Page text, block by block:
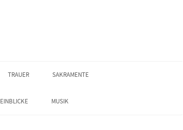
TRAUER SAKRAMENTE
EINBLICKE MUSIK